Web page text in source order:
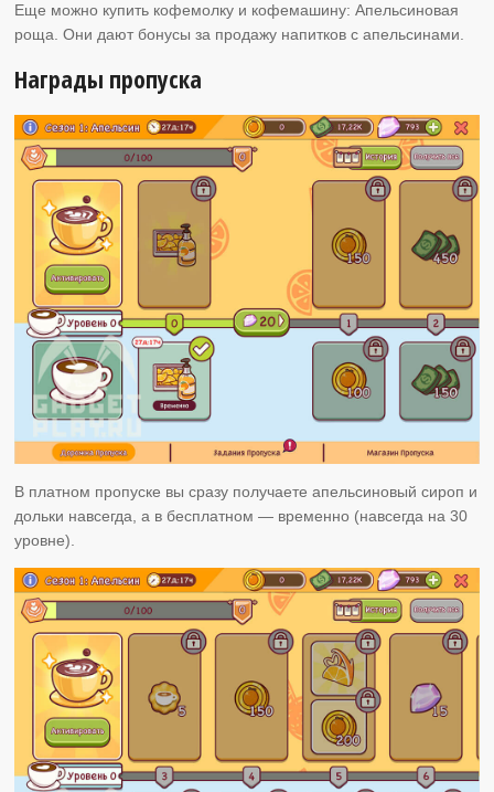
Еще можно купить кофемолку и кофемашину: Апельсиновая
роща. Они дают бонусы за продажу напитков с апельсинами.
Награды пропуска
В платном пропуске вы сразу получаете апельсиновый сироп и
дольки навсегда, а в бесплатном — временно (навсегда на 30
уровне).